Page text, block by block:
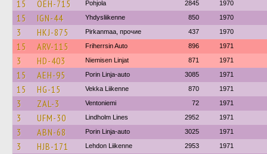
15 OEH-715 Pohjola 2845 1970
15 IGN-44 Yhdysliikenne 850 1970
3 HKJ-875 Pirkanmaa, прочие 437 1970
15 ARV-115 Friherrsin Auto 896 1971
3 HD-403 Niemisen Linjat 871 1971
15 AEH-95 Porin Linja-auto 3085 1971
15 HG-15 Vekka Liikenne 870 1971
3 ZAL-3 Ventoniemi 72 1971
3 UFM-30 Lindholm Lines 2952 1971
3 ABN-68 Porin Linja-auto 3025 1971
3 HJB-171 Lehdon Liikenne 2953 1971